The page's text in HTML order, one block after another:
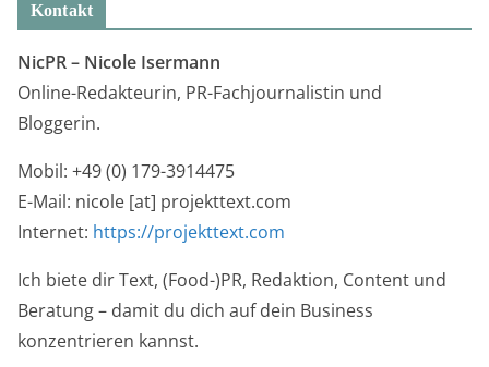
Kontakt
NicPR – Nicole Isermann
Online-Redakteurin, PR-Fachjournalistin und
Bloggerin.
Mobil: +49 (0) 179-3914475
E-Mail: nicole [at] projekttext.com
Internet: https://projekttext.com
Ich biete dir Text, (Food-)PR, Redaktion, Content und
Beratung – damit du dich auf dein Business
konzentrieren kannst.